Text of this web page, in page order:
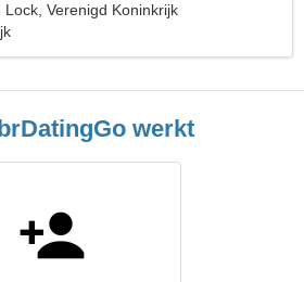
Lock, Verenigd Koninkrijk
werkt